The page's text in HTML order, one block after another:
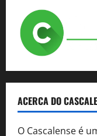
ACERCA DO
O Cascalense é